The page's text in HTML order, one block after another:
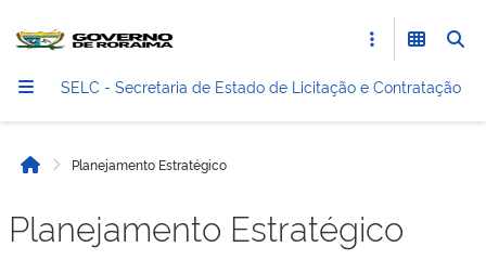
SELC - Secretaria de Estado de Licitação e Contratação
InícioPlanejamento Estratégico
Planejamento Estratégico